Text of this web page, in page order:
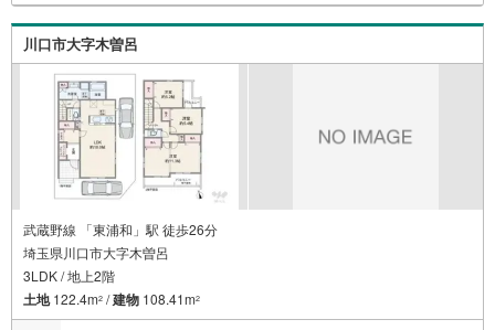
学予約ボタンよりご希望の日時をご記入いただけますとス
ムーズにご案内が可能です。～住宅ローン～諸費用込融資
や築年数の古い物件のローンも得意としており、最適な銀
行をご提案します。～リフォーム～理想の間取り、テイス
トを作り上げられます！リフォームプランナーの同行も可
能です。
川口市大字木曽呂
武蔵野線 「東浦和」駅 徒歩26分
埼玉県川口市大字木曽呂
3LDK / 地上2階
土地122.4m2 /建物 108.41m2